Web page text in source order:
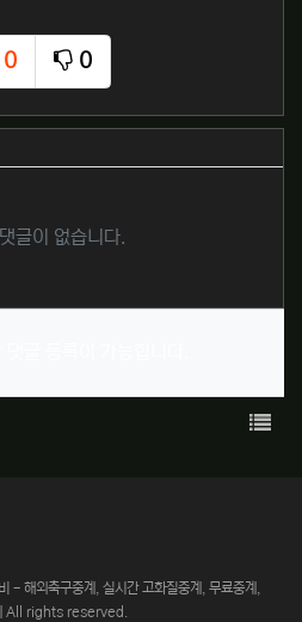
0
천
0
비추천
글이 없습니다.
목록
해외축구중계, 실시간 고화질중계, 무료중계,
All rights reserved.